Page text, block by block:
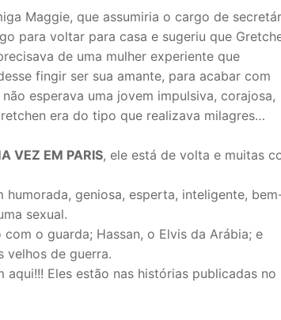
Maggie, que assumiria o cargo de
para voltar para casa e sugeriu que
de uma mulher experiente que
fingir ser sua amante, para acabar com
esperava uma jovem impulsiva, corajosa,
era do tipo que realizava milagres…
VEZ EM PARIS, ele está de volta e muitas
humorada, geniosa, esperta, inteligente,
sexual.
o guarda; Hassan, o Elvis da Arábia; e
velhos de guerra.
aqui!!! Eles estão nas histórias publicadas no